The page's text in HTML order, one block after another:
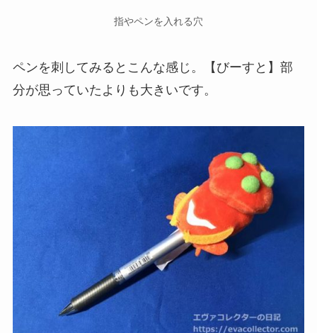
指やペンを入れる穴
ペンを刺してみるとこんな感じ。【びーすと】部
分が思っていたよりも大きいです。